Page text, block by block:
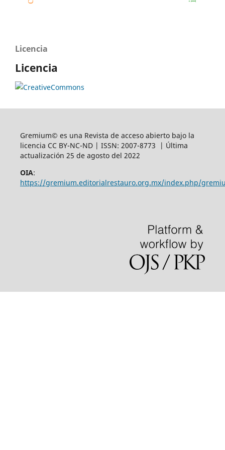
Licencia
Licencia
Gremium© es una Revista de acceso abierto bajo la
licencia CC BY-NC-ND | ISSN: 2007-8773 | Última
actualización 25 de agosto del 2022
OIA:
https://gremium.editorialrestauro.org.mx/index.php/